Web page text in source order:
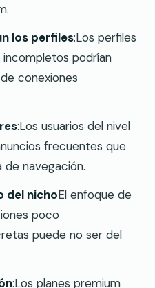
los perfiles:Los perfiles
podrían
conexiones
:Los usuarios del nivel
frecuentes que
navegación.
del nichoEl enfoque de
poco
puede no ser del
:Los planes premium